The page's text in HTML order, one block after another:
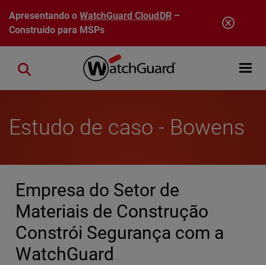
Pular para o conteúdo principal
Apresentando oWatchGuard CloudDR–
Construído para MSPs
Open
Close search
Estudo de caso - Bowens
Empresa do Setor de
Materiais de Construção
Constrói Segurança com a
WatchGuard